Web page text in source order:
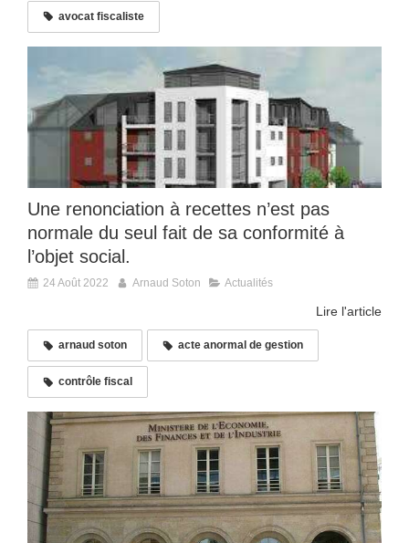
avocat fiscaliste
Une renonciation à recettes n’est pas
normale du seul fait de sa conformité à
l’objet social.
24 Août 2022 Arnaud Soton Actualités
Lire l'article
arnaud soton acte anormal de gestion
contrôle fiscal